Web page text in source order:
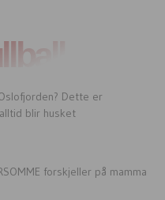
Dette er
blir husket
forskjeller på mamma